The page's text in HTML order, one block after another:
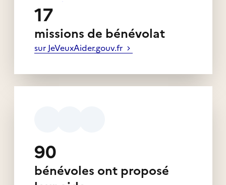
17
missions de bénévolat
sur JeVeuxAider.gouv.fr
90
bénévoles ont proposé